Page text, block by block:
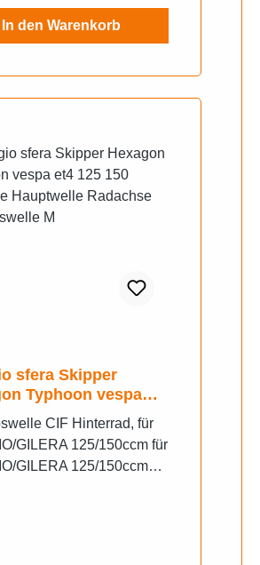
aktuelle Fotos.
In den Warenkorb
sfera Skipper
Typhoon vespa
150 Getriebe
Radachse
M
CIF Hinterrad, für
GILERA 125/150ccm für
GILERA 125/150ccm2T